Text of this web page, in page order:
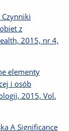
Czynniki
z
2015, nr 4,
elementy
i osób
2015, Vol.
A Significance